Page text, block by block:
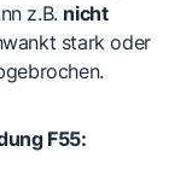
z.B. nicht
stark oder
F55: